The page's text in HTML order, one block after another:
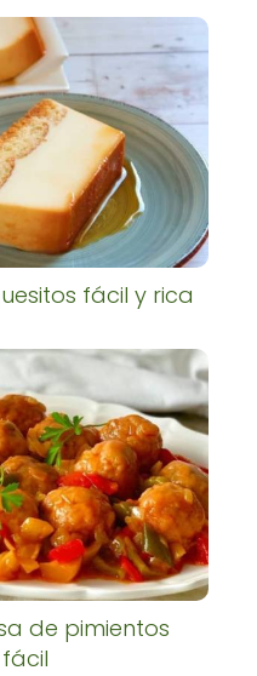
fácil y rica
de pimientos